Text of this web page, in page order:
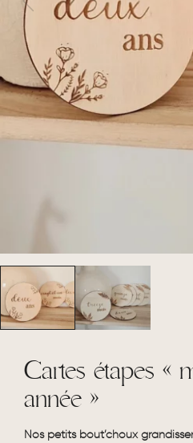
Cartes étapes «
année »
Nos petits bout’choux